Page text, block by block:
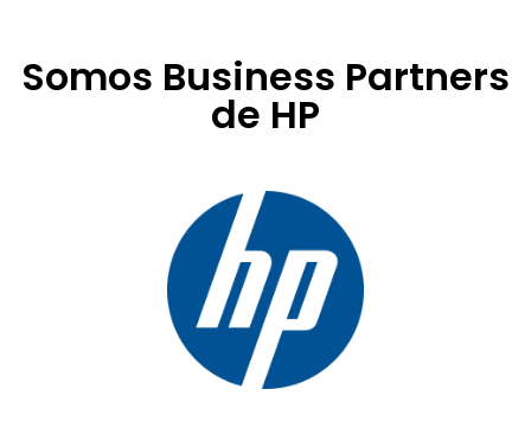
Somos Business Partners
de HP